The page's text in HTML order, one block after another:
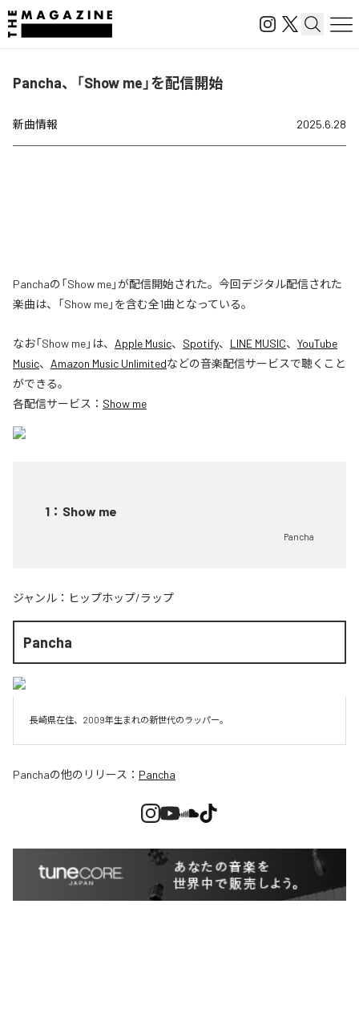
Pancha、「Show me」を配信開始
新曲情報 2025.6.28
Panchaの「Show me」が配信開始された。今回デジタル配信された
楽曲は、「Show me」を含む全1曲となっている。
なお「Show me」は、 Apple Music、 Spotify、 LINE MUSIC、 YouTube
Music、 Amazon Music Unlimitedなどの音楽配信サービスで聴くこと
ができる。
各配信サービス： Show me
1 ： Show me
Pancha
ジャンル： ヒップホップ/ラップ
Pancha
長崎県在住、2009年生まれの新世代のラッパー。
Panchaの他のリリース： Pancha